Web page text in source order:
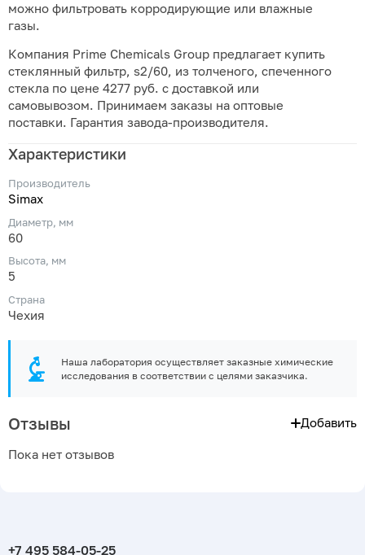
можно фильтровать корродирующие или влажные
газы.
Компания Prime Chemicals Group предлагает купить
стеклянный фильтр, s2/60, из толченого, спеченного
стекла по цене 4277 руб. с доставкой или
самовывозом. Принимаем заказы на оптовые
поставки. Гарантия завода-производителя.
Характеристики
Производитель
Simax
Диаметр, мм
60
Высота, мм
5
Страна
Чехия
Наша лаборатория осуществляет заказные химические
исследования в соответствии с целями заказчика.
Отзывы Добавить
Пока нет отзывов